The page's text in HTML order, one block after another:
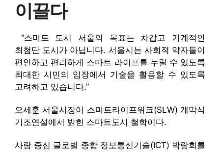
이끌다
“스마트 도시 서울의 목표는 차갑고 기계적인
최첨단 도시가 아닙니다. 서울시는 사회적 약자들이
편안하고 편리하게 스마트 라이프를 누릴 수 있도록
최대한 시민의 입장에서 기술을 활용할 수 있도록
고려하고 있습니다.”
오세훈 서울시장이 스마트라이프위크(SLW) 개막식
기조연설에서 밝힌 스마트도시 철학이다.
사람 중심 글로벌 종합 정보통신기술(ICT) 박람회를